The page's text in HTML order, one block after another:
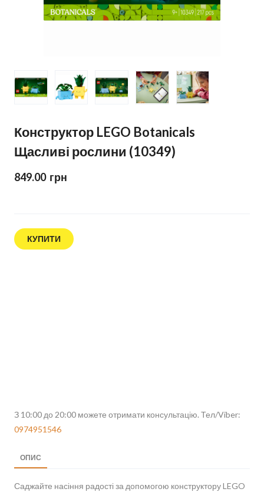
Конструктор LEGO Botanicals
Щасливі рослини (10349)
849.00  грн
КУПИТИ
З 10:00 до 20:00 можете отримати консультацію. Тел/Viber:
0974951546
ОПИС
Саджайте насіння радості за допомогою конструктору LEGO